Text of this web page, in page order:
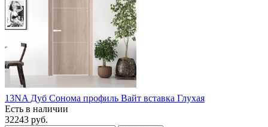
13NA Дуб Сонома профиль Вайт вставка Глухая
Есть в наличии
32243 руб.